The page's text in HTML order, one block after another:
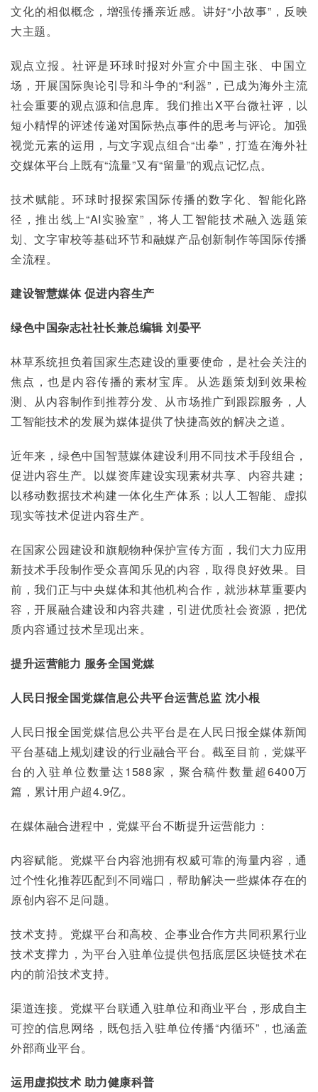
文化的相似概念，增强传播亲近感。讲好“小故事”，反映
大主题。
观点立报。社评是环球时报对外宣介中国主张、中国立
场，开展国际舆论引导和斗争的“利器”，已成为海外主流
社会重要的观点源和信息库。我们推出X平台微社评，以
短小精悍的评述传递对国际热点事件的思考与评论。加强
视觉元素的运用，与文字观点组合“出拳”，打造在海外社
交媒体平台上既有“流量”又有“留量”的观点记忆点。
技术赋能。环球时报探索国际传播的数字化、智能化路
径，推出线上“AI实验室”，将人工智能技术融入选题策
划、文字审校等基础环节和融媒产品创新制作等国际传播
全流程。
建设智慧媒体 促进内容生产
绿色中国杂志社社长兼总编辑 刘晏平
林草系统担负着国家生态建设的重要使命，是社会关注的
焦点，也是内容传播的素材宝库。从选题策划到效果检
测、从内容制作到推荐分发、从市场推广到跟踪服务，人
工智能技术的发展为媒体提供了快捷高效的解决之道。
近年来，绿色中国智慧媒体建设利用不同技术手段组合，
促进内容生产。以媒资库建设实现素材共享、内容共建；
以移动数据技术构建一体化生产体系；以人工智能、虚拟
现实等技术促进内容生产。
在国家公园建设和旗舰物种保护宣传方面，我们大力应用
新技术手段制作受众喜闻乐见的内容，取得良好效果。目
前，我们正与中央媒体和其他机构合作，就涉林草重要内
容，开展融合建设和内容共建，引进优质社会资源，把优
质内容通过技术呈现出来。
提升运营能力 服务全国党媒
人民日报全国党媒信息公共平台运营总监 沈小根
人民日报全国党媒信息公共平台是在人民日报全媒体新闻
平台基础上规划建设的行业融合平台。截至目前，党媒平
台的入驻单位数量达1588家，聚合稿件数量超6400万
篇，累计用户超4.9亿。
在媒体融合进程中，党媒平台不断提升运营能力：
内容赋能。党媒平台内容池拥有权威可靠的海量内容，通
过个性化推荐匹配到不同端口，帮助解决一些媒体存在的
原创内容不足问题。
技术支持。党媒平台和高校、企事业合作方共同积累行业
技术支撑力，为平台入驻单位提供包括底层区块链技术在
内的前沿技术支持。
渠道连接。党媒平台联通入驻单位和商业平台，形成自主
可控的信息网络，既包括入驻单位传播“内循环”，也涵盖
外部商业平台。
运用虚拟技术 助力健康科普